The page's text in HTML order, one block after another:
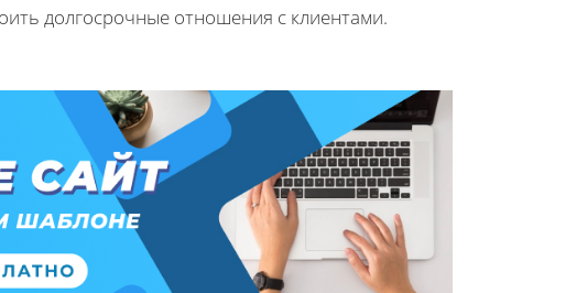
долгосрочные отношения с клиентами.